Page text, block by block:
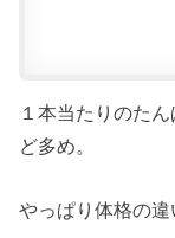
１本当たりのた
ど多め。
やっぱり体格の違